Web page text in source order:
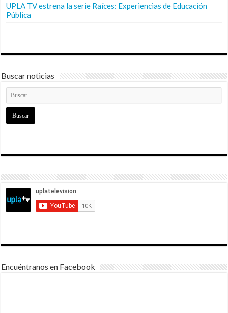
UPLA TV estrena la serie Raíces: Experiencias de Educación
Pública
Buscar noticias
Encuéntranos en Facebook